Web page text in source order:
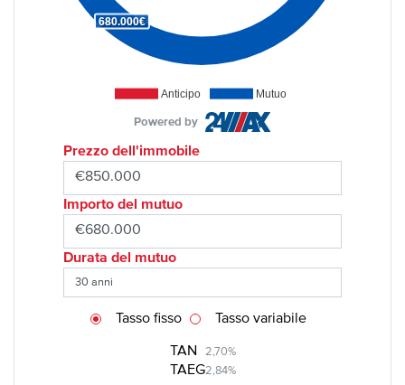
Anticipo Mutuo
680.000€
Powered by
Prezzo dell'immobile
Importo del mutuo
Durata del mutuo
TAN 2,70%
TAEG2,84%
Tasso fisso Tasso variabile